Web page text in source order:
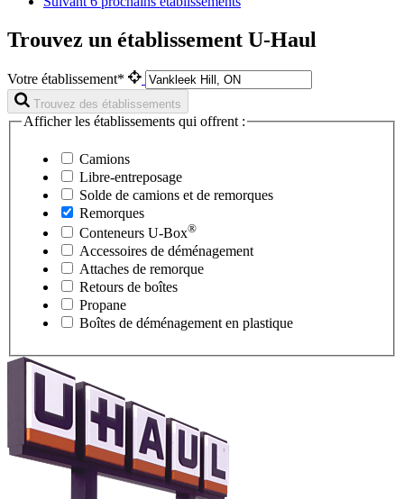
Trouvez un établissement U-Haul
Votre établissement*
Trouvez des établissements
Afficher les établissements qui offrent :
Camions
Libre-entreposage
Solde de camions et de remorques
Remorques
Conteneurs U-Box®
Accessoires de déménagement
Attaches de remorque
Retours de boîtes
Propane
Boîtes de déménagement en plastique